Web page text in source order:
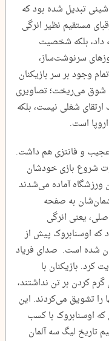
تبدیل شده بود که
مستقیم نظیر انرگی
داد، بلکه شخصیت
سرنوشت‌ساز،
وجود بر سر بازیکنان
شوق می‌ریخت؛ تصاویری
شغلی نیست، بلکه
است.
و فانتزی هم داشت.
شروع بازی خودشان
ورزشگاه آماده می‌شدند
به صفحه
یعنی انرگی
که اوسنابروک پیش از
شده است. صدای فریاد
کرد. بازیکنان با
کردن بر تن نداشتند،
را تشویق می‌کردند. این
اوسنابروک با کسب
تاریخ لیگ سه آلمان